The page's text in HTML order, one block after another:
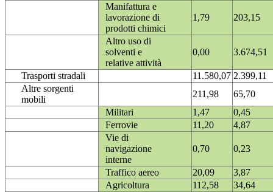
Manifattura e
lavorazione di
prodotti chimici
1,79 203,15
Altro uso di
solventi e
relative attività
0,00 3.674,51
Trasporti stradali 11.580,07 2.399,11
Altre sorgenti
mobili
211,98
65,70
Militari
1,47
0,45
Ferrovie
11,20
4,87
Vie di
navigazione
interne
0,70 0,23
Traffico aereo 20,09
3,87
Agricoltura
112,58
34,64